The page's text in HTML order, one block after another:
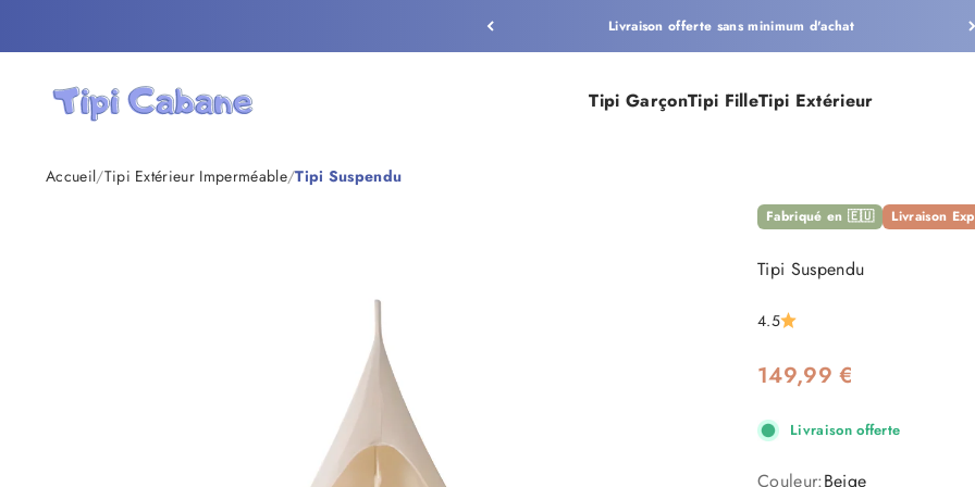
Livraison offerte sans minimum d'achat
Tipi GarçonTipi FilleTipi Extérieur
Tipi Cabane
Accueil/Tipi Extérieur Imperméable/Tipi Suspendu
Fabriqué en 🇪🇺 Livraison
Tipi Suspendu
4.5
Prix de vente
149,99 €
Livraison offerte
Couleur:Beige